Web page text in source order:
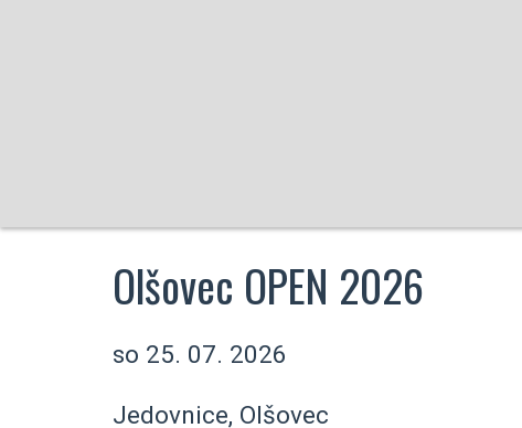
Olšovec OPEN 2026
so 25. 07. 2026
Jedovnice, Olšovec